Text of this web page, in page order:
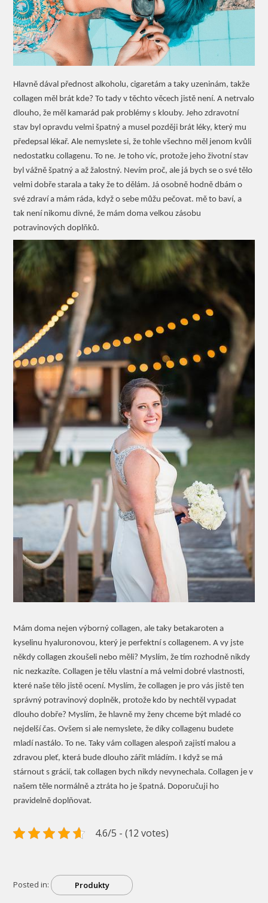
Hlavně dával přednost alkoholu, cigaretám a taky uzeninám, takže
collagen měl brát kde? To tady v těchto věcech jistě není. A netrvalo
dlouho, že měl kamarád pak problémy s klouby. Jeho zdravotní
stav byl opravdu velmi špatný a musel později brát léky, který mu
předepsal lékař. Ale nemyslete si, že tohle všechno měl jenom kvůli
nedostatku collagenu. To ne. Je toho víc, protože jeho životní stav
byl vážně špatný a až žalostný. Nevím proč, ale já bych se o své tělo
velmi dobře starala a taky že to dělám. Já osobně hodně dbám o
své zdraví a mám ráda, když o sebe můžu pečovat. mě to baví, a
tak není nikomu divné, že mám doma velkou zásobu
potravinových doplňků.
Mám doma nejen výborný collagen, ale taky betakaroten a
kyselinu hyaluronovou, který je perfektní s collagenem. A vy jste
někdy collagen zkoušeli nebo měli? Myslím, že tím rozhodně nikdy
nic nezkazíte. Collagen je tělu vlastní a má velmi dobré vlastnosti,
které naše tělo jistě ocení. Myslím, že collagen je pro vás jistě ten
správný potravinový doplněk, protože kdo by nechtěl vypadat
dlouho dobře? Myslím, že hlavně my ženy chceme být mladé co
nejdelší čas. Ovšem si ale nemyslete, že díky collagenu budete
mladí nastálo. To ne. Taky vám collagen alespoň zajistí malou a
zdravou pleť, která bude dlouho zářit mládím. I když se má
stárnout s grácií, tak collagen bych nikdy nevynechala. Collagen je v
našem těle normálně a ztráta ho je špatná. Doporučuji ho
pravidelně doplňovat.
4.6/5 - (12 votes)
Posted in: Produkty